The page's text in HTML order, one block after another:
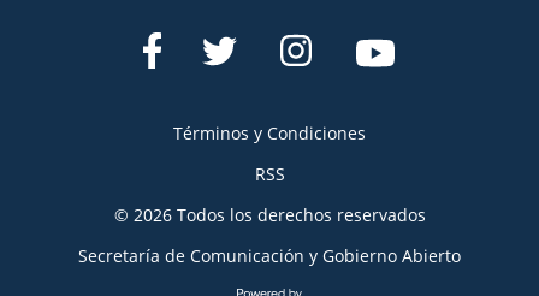
Términos y Condiciones
RSS
© 2026 Todos los derechos reservados
Secretaría de Comunicación y Gobierno Abierto